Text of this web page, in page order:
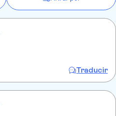
Traducir